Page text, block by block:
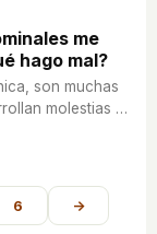
me
hago mal?
son muchas
molestias y
factura.
6 →